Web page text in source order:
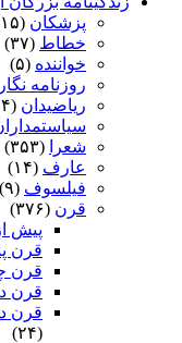
پزشکان (۱۵)
خطاط (۳۷)
خواننده (۵)
روزنامه نگار
ریاضیدان (۱۴)
شعرا
(۳۵۳)
عارف (۱۴)
فیلسوف (۹)
قرن (۳۷۶)
پیش
قرن پنجم
قرن
قرن دهم
قرن
(۲۴)